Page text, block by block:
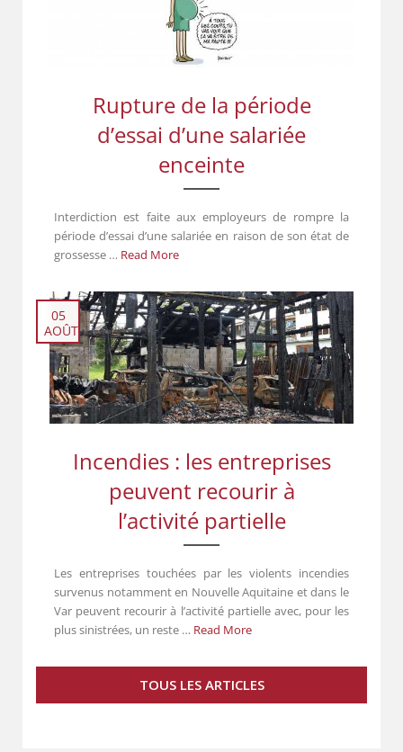
Rupture de la période
d’essai d’une salariée
enceinte
Interdiction est faite aux employeurs de rompre la
période d’essai d’une salariée en raison de son état de
grossesse … Read More
Incendies : les entreprises
peuvent recourir à
l’activité partielle
05
AOÛT
Les entreprises touchées par les violents incendies
survenus notamment en Nouvelle Aquitaine et dans le
Var peuvent recourir à l’activité partielle avec, pour les
plus sinistrées, un reste … Read More
TOUS LES ARTICLES